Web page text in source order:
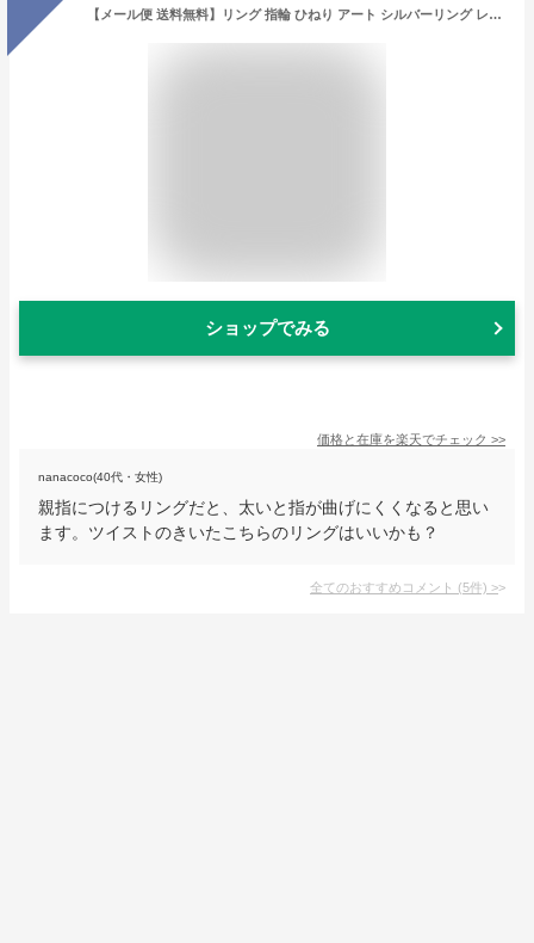
【メール便 送料無料】リング 指輪 ひねり アート シルバーリング レディース メンズ ごつめ 太め 親指 中指 おしゃれ シンプル 重ね着け 人気 流行 シルバー925 シルバー 925 シルバーアクセ クール 鏡面 光沢 ユニセックス
ショップでみる
価格と在庫を楽天でチェック >>
nanacoco(40代・女性)
親指につけるリングだと、太いと指が曲げにくくなると思い
ます。ツイストのきいたこちらのリングはいいかも？
全てのおすすめコメント (5件) >